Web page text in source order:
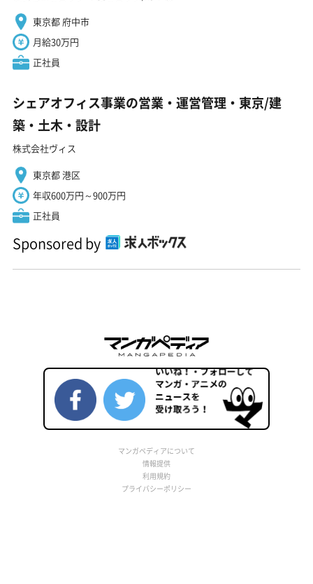
東京都 府中市
月給30万円
正社員
シェアオフィス事業の営業・運営管理・東京/建
築・土木・設計
株式会社ヴィス
東京都 港区
年収600万円～900万円
正社員
Sponsored by
マンガペディアについて
情報提供
利用規約
プライバシーポリシー